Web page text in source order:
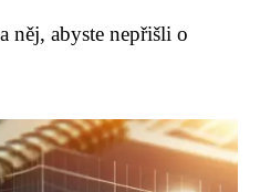
něj, abyste nepřišli o